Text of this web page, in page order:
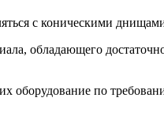
с коническими
обладающего
оборудование по